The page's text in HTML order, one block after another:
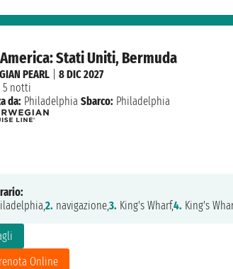
Stati Uniti, Bermuda
Online
PEARL |8 DIC 2027
5 notti
da: Philadelphia Sbarco: Philadelphia
2. navigazione,3. King's Wharf,4. King's